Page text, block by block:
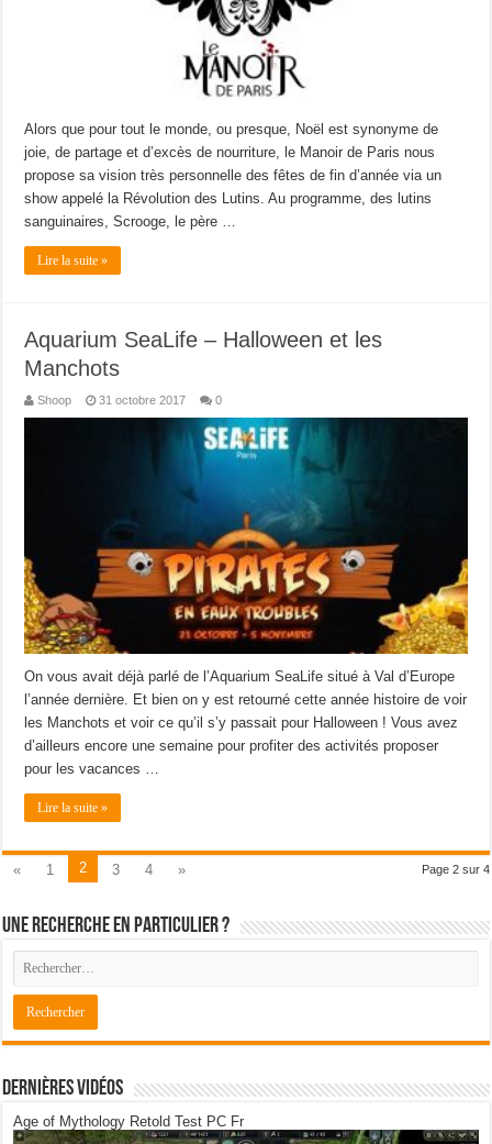
Alors que pour tout le monde, ou presque, Noël est synonyme de
joie, de partage et d’excès de nourriture, le Manoir de Paris nous
propose sa vision très personnelle des fêtes de fin d’année via un
show appelé la Révolution des Lutins. Au programme, des lutins
sanguinaires, Scrooge, le père …
Lire la suite »
Aquarium SeaLife – Halloween et les
Manchots
Shoop 31 octobre 2017 0
On vous avait déjà parlé de l’Aquarium SeaLife situé à Val d’Europe
l’année dernière. Et bien on y est retourné cette année histoire de voir
les Manchots et voir ce qu’il s’y passait pour Halloween ! Vous avez
d’ailleurs encore une semaine pour profiter des activités proposer
pour les vacances …
Lire la suite »
Page 2 sur 4
« 1 2 3 4 »
Une recherche en particulier ?
Dernières Vidéos
Age of Mythology Retold Test PC Fr